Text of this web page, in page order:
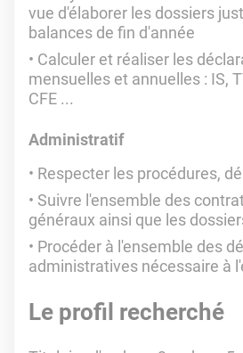
vue d'élaborer les dossiers
balances de fin d'année
Calculer et réaliser les
mensuelles et annuelles : IS,
CFE ...
Administratif
Respecter les procédures,
Suivre l'ensemble des
généraux ainsi que les
Procéder à l'ensemble des
administratives nécessaire à
Le profil recherché